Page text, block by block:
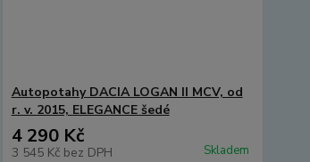
Autopotahy DACIA LOGAN II MCV, od
r. v. 2015, ELEGANCE šedé
4 290 Kč
3 545 Kč bez DPH Skladem